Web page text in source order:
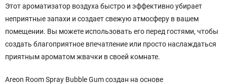
Этот ароматизатор воздуха быстро и эффективно убирает
неприятные запахи и создает свежую атмосферу в вашем
помещении. Вы можете использовать его перед гостями, чтобы
создать благоприятное впечатление или просто наслаждаться
приятным ароматом жвачки в своей комнате.
Areon Room Spray Bubble Gum создан на основе